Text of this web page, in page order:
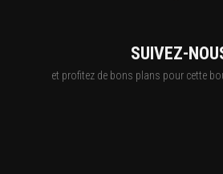
SUIVEZ-
et profitez de bons plans pour cette